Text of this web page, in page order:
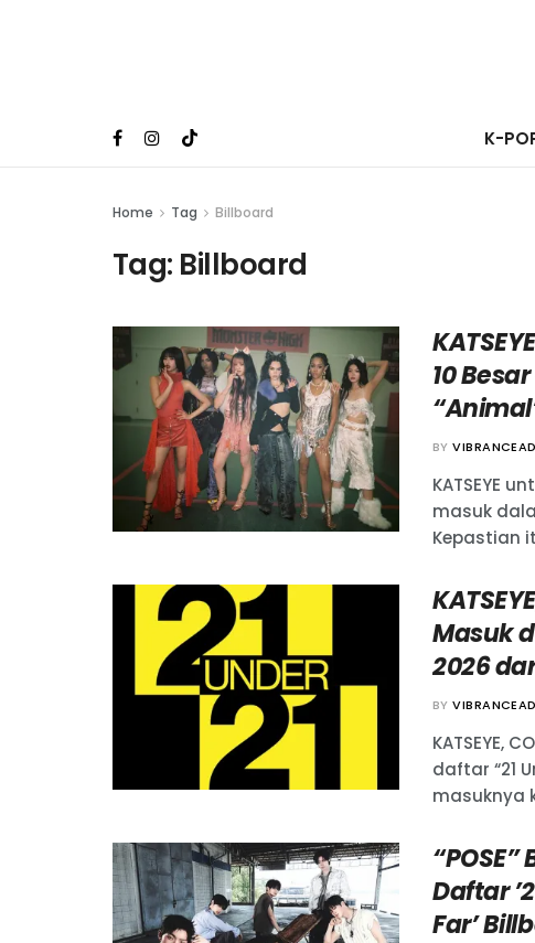
K-
Home Tag Billboard
Tag: Billboard
10
BY
KATSEYE
masuk
Kepastian
Masuk
2026
BY
KATSEYE,
daftar “21
masuknya
“POSE”
Daftar
Far’